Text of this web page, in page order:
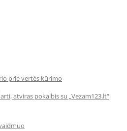
prie vertės kūrimo
atviras pokalbis su „Vezam123.lt“